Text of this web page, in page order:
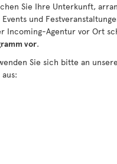
Sie Ihre Unterkunft,
und
Incoming-Agentur vor Ort
vor.
Sie sich bitte an